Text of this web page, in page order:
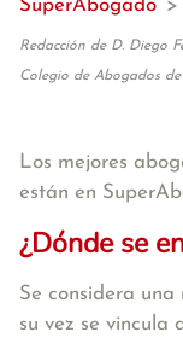
SuperAbogado >
Redacción de D. Diego
Colegio de Abogados
Los mejores
están en
¿Dónde se
Se considera
su vez se vincula